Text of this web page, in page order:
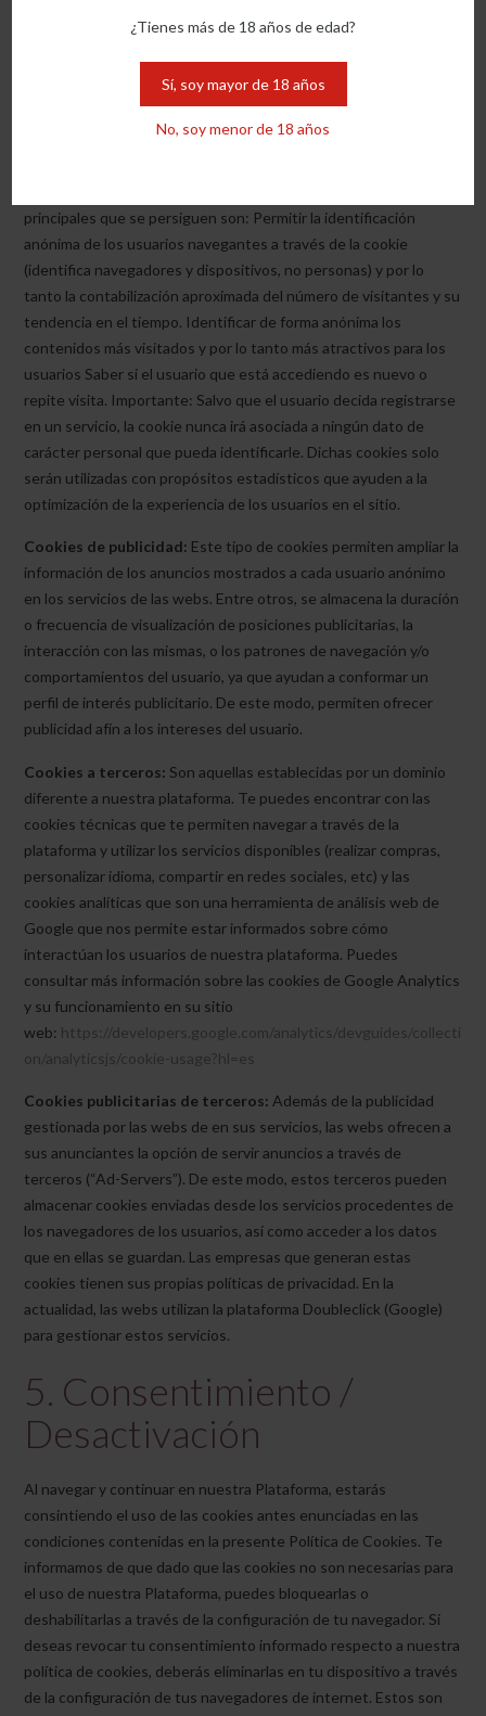
¿Tienes más de 18 años de edad?
Sí, soy mayor de 18 años
No, soy menor de 18 años
el acceso a los servicios mediante redes sociales, actualizando
Cookies de analíticas:Cada vez que un usuario visita un
cookie analítica en el ordenador del usuario. Esta cookie, que solo
principales que se persiguen son: Permitir la identificación
anónima de los usuarios navegantes a través de la cookie
(identifica navegadores y dispositivos, no personas) y por lo
tanto la contabilización aproximada del número de visitantes y su
tendencia en el tiempo. Identificar de forma anónima los
contenidos más visitados y por lo tanto más atractivos para los
usuarios Saber si el usuario que está accediendo es nuevo o
repite visita. Importante: Salvo que el usuario decida registrarse
en un servicio, la cookie nunca irá asociada a ningún dato de
carácter personal que pueda identificarle. Dichas cookies solo
serán utilizadas con propósitos estadísticos que ayuden a la
optimización de la experiencia de los usuarios en el sitio.
Cookies de publicidad: Este tipo de cookies permiten ampliar la
información de los anuncios mostrados a cada usuario anónimo
en los servicios de las webs. Entre otros, se almacena la duración
o frecuencia de visualización de posiciones publicitarias, la
interacción con las mismas, o los patrones de navegación y/o
comportamientos del usuario, ya que ayudan a conformar un
perfil de interés publicitario. De este modo, permiten ofrecer
publicidad afín a los intereses del usuario.
Cookies a terceros: Son aquellas establecidas por un dominio
diferente a nuestra plataforma. Te puedes encontrar con las
cookies técnicas que te permiten navegar a través de la
plataforma y utilizar los servicios disponibles (realizar compras,
personalizar idioma, compartir en redes sociales, etc) y las
cookies analíticas que son una herramienta de análisis web de
Google que nos permite estar informados sobre cómo
interactúan los usuarios de nuestra plataforma. Puedes
consultar más información sobre las cookies de Google Analytics
y su funcionamiento en su sitio
web: https://developers.google.com/analytics/devguides/collecti
on/analyticsjs/cookie-usage?hl=es
Cookies publicitarias de terceros: Además de la publicidad
gestionada por las webs de en sus servicios, las webs ofrecen a
sus anunciantes la opción de servir anuncios a través de
terceros (“Ad-Servers”). De este modo, estos terceros pueden
almacenar cookies enviadas desde los servicios procedentes de
los navegadores de los usuarios, así como acceder a los datos
que en ellas se guardan. Las empresas que generan estas
cookies tienen sus propias políticas de privacidad. En la
actualidad, las webs utilizan la plataforma Doubleclick (Google)
para gestionar estos servicios.
5. Consentimiento /
Desactivación
Al navegar y continuar en nuestra Plataforma, estarás
consintiendo el uso de las cookies antes enunciadas en las
condiciones contenidas en la presente Política de Cookies. Te
informamos de que dado que las cookies no son necesarias para
el uso de nuestra Plataforma, puedes bloquearlas o
deshabilitarlas a través de la configuración de tu navegador. Si
deseas revocar tu consentimiento informado respecto a nuestra
política de cookies, deberás eliminarlas en tu dispositivo a través
de la configuración de tus navegadores de internet. Estos son